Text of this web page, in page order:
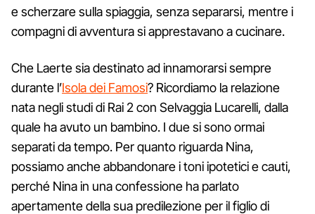
e scherzare sulla spiaggia, senza separarsi, mentre i
compagni di avventura si apprestavano a cucinare.
Che Laerte sia destinato ad innamorarsi sempre
durante l’Isola dei Famosi? Ricordiamo la relazione
nata negli studi di Rai 2 con Selvaggia Lucarelli, dalla
quale ha avuto un bambino. I due si sono ormai
separati da tempo. Per quanto riguarda Nina,
possiamo anche abbandonare i toni ipotetici e cauti,
perché Nina in una confessione ha parlato
apertamente della sua predilezione per il figlio di